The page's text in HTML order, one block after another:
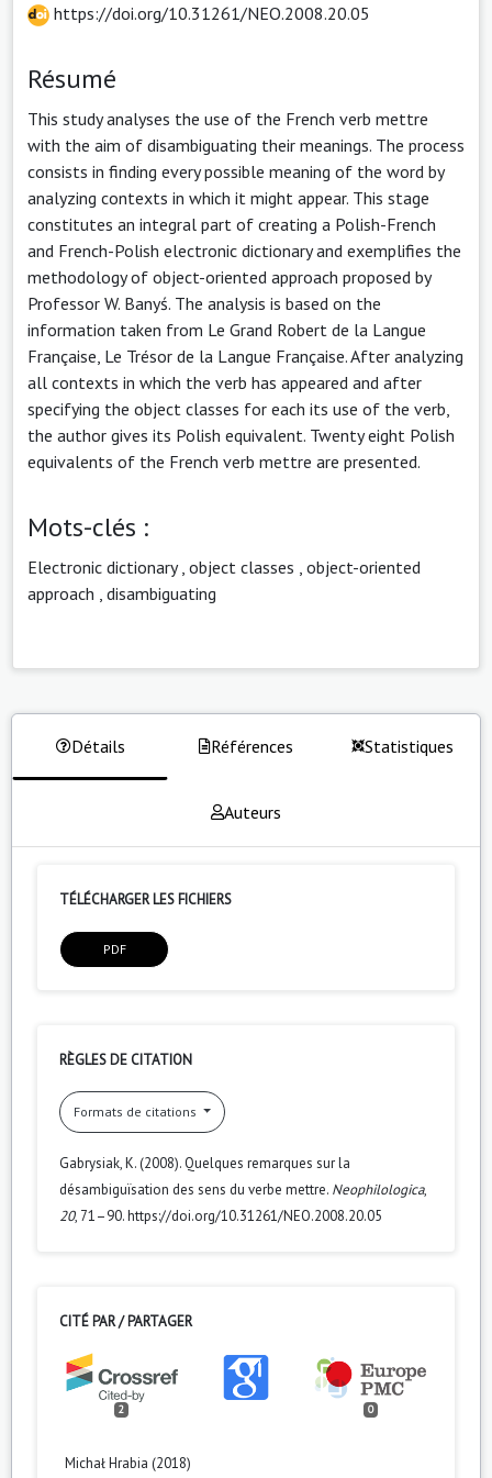
https://doi.org/10.31261/NEO.2008.20.05
Résumé
This study analyses the use of the French verb mettre
with the aim of disambiguating their meanings. The process
consists in finding every possible meaning of the word by
analyzing contexts in which it might appear. This stage
constitutes an integral part of creating a Polish-French
and French-Polish electronic dictionary and exemplifies the
methodology of object-oriented approach proposed by
Professor W. Banyś. The analysis is based on the
information taken from Le Grand Robert de la Langue
Française, Le Trésor de la Langue Française. After analyzing
all contexts in which the verb has appeared and after
specifying the object classes for each its use of the verb,
the author gives its Polish equivalent. Twenty eight Polish
equivalents of the French verb mettre are presented.
Mots-clés :
Electronic dictionary, object classes object-oriented
approach disambiguating
Détails Références Statistiques
Auteurs
TÉLÉCHARGER LES FICHIERS
PDF
RÈGLES DE CITATION
Formats de citations
Gabrysiak, K. (2008). Quelques remarques sur la
désambiguïsation des sens du verbe mettre. Neophilologica,
20, 71–90. https://doi.org/10.31261/NEO.2008.20.05
CITÉ PAR / PARTAGER
2 0
Michał Hrabia (2018)